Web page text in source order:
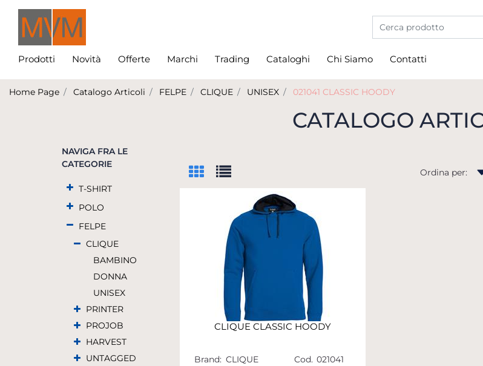
La modifica di un filtro
Prodotti Novità Offerte Marchi Trading Cataloghi Chi Siamo Contatti
Home Page Catalogo Articoli FELPE CLIQUE UNISEX 021041 CLASSIC HOODY
CATALOGO
NAVIGA FRA LE
CATEGORIE
T-SHIRT
POLO
FELPE
CLIQUE
BAMBINO
DONNA
UNISEX
PRINTER
PROJOB
HARVEST
UNTAGGED
Ordina per:
CLIQUE CLASSIC HOODY
Brand: CLIQUE Cod. 021041